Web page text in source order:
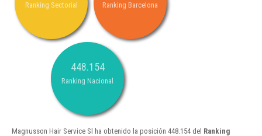
Ranking Sectorial Ranking Barcelona
448.154
Ranking Nacional
Magnusson Hair Service Sl ha obtenido la posición 448.154 del Ranking